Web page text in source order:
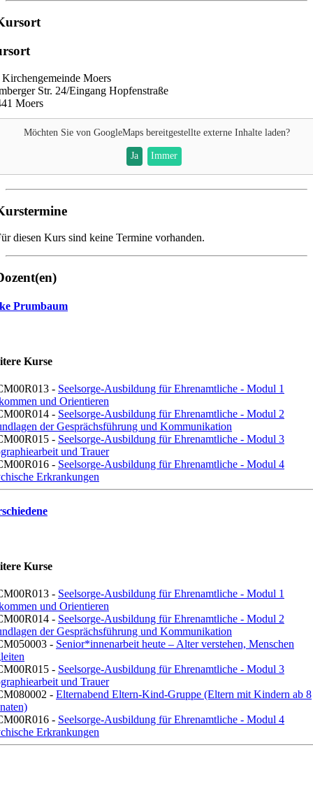
Moers
Str. 24/Eingang Hopfenstraße
Moers
Möchten Sie von GoogleMapsbereitgestellte externe Inhalte laden?
Ja Immer
diesen Kurs sind keine Termine vorhanden.
Prumbaum
Kurse
- Seelsorge-Ausbildung für Ehrenamtliche - Modul 1
und Orientieren
- Seelsorge-Ausbildung für Ehrenamtliche - Modul 2
der Gesprächsführung und Kommunikation
- Seelsorge-Ausbildung für Ehrenamtliche - Modul 3
und Trauer
- Seelsorge-Ausbildung für Ehrenamtliche - Modul 4
Erkrankungen
Kurse
- Seelsorge-Ausbildung für Ehrenamtliche - Modul 1
und Orientieren
- Seelsorge-Ausbildung für Ehrenamtliche - Modul 2
der Gesprächsführung und Kommunikation
- Senior*innenarbeit heute – Alter verstehen, Menschen
- Seelsorge-Ausbildung für Ehrenamtliche - Modul 3
und Trauer
- Elternabend Eltern-Kind-Gruppe (Eltern mit Kindern ab 8
- Seelsorge-Ausbildung für Ehrenamtliche - Modul 4
Erkrankungen